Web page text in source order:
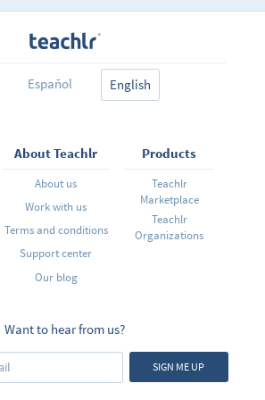
forma sencilla, así que no te preocupes si no tienes
ningún entendimiento del inglés, el curso está
diseñado para quienes quieren empezar desde cero a
sentir que no le entiendes a algo, con el tiempo irás
viendo que los temas se vuelven sencillos gracias a lo
visto en contenidos anteriores.
Español English
About Teachlr
About us
Work with us
Terms and conditions
Support center
Our blog
Products
Teachlr
Marketplace
Teachlr
Organizations
Want to hear from us?
SIGN ME UP